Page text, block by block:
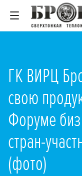
ГК ВИРЦ
свою
Форуме
стран-
(фото)